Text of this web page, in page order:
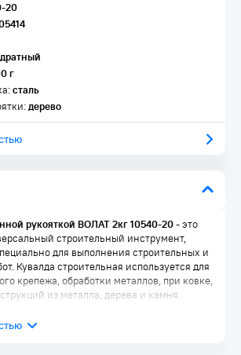
20
г
сталь
дерево
рукояткой ВОЛАТ 2кг 10540-20- это
строительный инструмент,
для выполнения строительных и
Кувалда строительная используется для
крепежа, обработки металлов, при ковке,
из металла, дерева и камня.